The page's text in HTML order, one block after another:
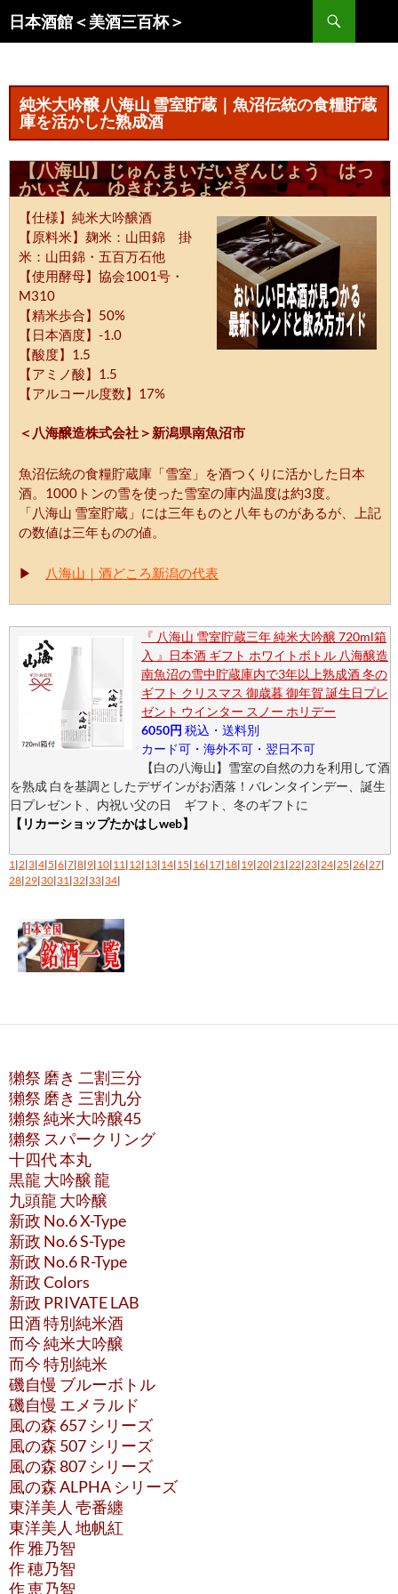
ン
ス
キ
プ
日本酒館＜美酒三百杯＞
索
純米大吟醸 八海山 雪室貯蔵｜魚沼伝統の食糧貯蔵
庫を活かした熟成酒
【八海山】じゅんまいだいぎんじょう はっ
かいさん ゆきむろちょぞう
【仕様】純米大吟醸酒
【原料米】麹米：山田錦 掛
米：山田錦・五百万石他
【使用酵母】協会1001号・
M310
【精米歩合】50%
【日本酒度】-1.0
【酸度】1.5
【アミノ酸】1.5
【アルコール度数】17%
＜八海醸造株式会社＞新潟県南魚沼市
魚沼伝統の食糧貯蔵庫「雪室」を酒つくりに活かした日本
酒。1000トンの雪を使った雪室の庫内温度は約3度。
「八海山 雪室貯蔵」には三年ものと八年ものがあるが、上記
の数値は三年ものの値。
▶ 八海山｜酒どころ新潟の代表
『 八海山 雪室貯蔵三年 純米大吟醸 720ml箱
入 』日本酒 ギフト ホワイトボトル 八海醸造
南魚沼の雪中貯蔵庫内で3年以上熟成酒 冬の
ギフト クリスマス 御歳暮 御年賀 誕生日プレ
ゼント ウインター スノー ホリデー
6050円 税込・送料別
カード可・海外不可・翌日不可
【白の八海山】雪室の自然の力を利用して酒
を熟成 白を基調としたデザインがお洒落！バレンタインデー、誕生
日プレゼント、内祝い父の日 ギフト、冬のギフトに
【リカーショップたかはしweb】
1|2|3|4|5|6|7|8|9|10|11|12|13|14|15|16|17|18|19|20|21|22|23|24|25|26|27|
28|29|30|31|32|33|34|
獺祭 磨き 二割三分
獺祭 磨き 三割九分
獺祭 純米大吟醸45
獺祭 スパークリング
十四代 本丸
黒龍 大吟醸 龍
九頭龍 大吟醸
新政 No.6 X-Type
新政 No.6 S-Type
新政 No.6 R-Type
新政 Colors
新政 PRIVATE LAB
田酒 特別純米酒
而今 純米大吟醸
而今 特別純米
磯自慢 ブルーボトル
磯自慢 エメラルド
風の森 657 シリーズ
風の森 507 シリーズ
風の森 807 シリーズ
風の森 ALPHA シリーズ
東洋美人 壱番纏
東洋美人 地帆紅
作 雅乃智
作 穂乃智
作 恵乃智